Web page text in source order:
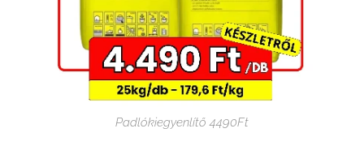
Padlókiegyenlítő 4490Ft